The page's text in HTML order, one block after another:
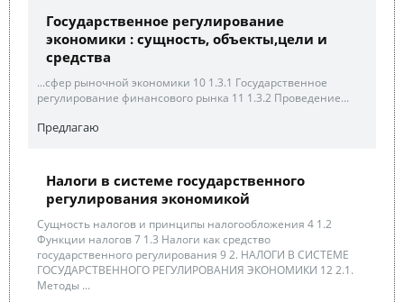
Государственное регулирование
экономики : сущность, объекты,цели и
средства
...сфер рыночной экономики 10 1.3.1 Государственное
регулирование финансового рынка 11 1.3.2 Проведение...
Предлагаю
Налоги в системе государственного
регулирования экономикой
Сущность налогов и принципы налогообложения 4 1.2
Функции налогов 7 1.3 Налоги как средство
государственного регулирования 9 2. НАЛОГИ В СИСТЕМЕ
ГОСУДАРСТВЕННОГО РЕГУЛИРОВАНИЯ ЭКОНОМИКИ 12 2.1.
Методы ...